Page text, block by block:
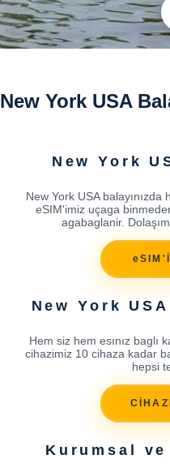
New York USA
New York
New York USA balayınızda
eSIM'imiz uçaga
agabaglanir.
New York
Hem siz hem esınız baglı
cihazimiz 10 cihaza kadar
hepsi
Kurumsal